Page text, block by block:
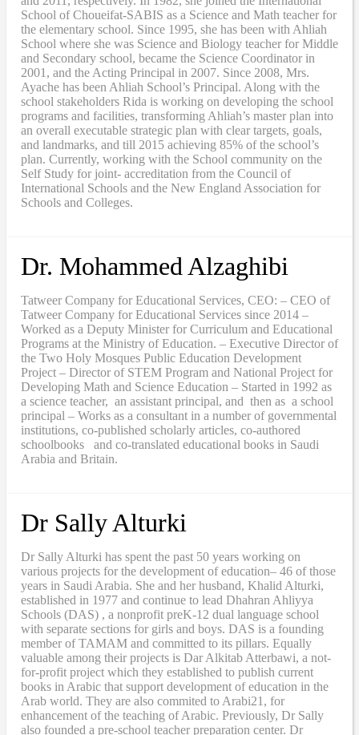
School of Choueifat-SABIS as a Science and Math teacher for
the elementary school. Since 1995, she has been with Ahliah
School where she was Science and Biology teacher for Middle
and Secondary school, became the Science Coordinator in
2001, and the Acting Principal in 2007. Since 2008, Mrs.
Ayache has been Ahliah School’s Principal. Along with the
school stakeholders Rida is working on developing the school
programs and facilities, transforming Ahliah’s master plan into
an overall executable strategic plan with clear targets, goals,
and landmarks, and till 2015 achieving 85% of the school’s
plan. Currently, working with the School community on the
Self Study for joint- accreditation from the Council of
International Schools and the New England Association for
Schools and Colleges.
Dr. Mohammed Alzaghibi
Tatweer Company for Educational Services, CEO: – CEO of
Tatweer Company for Educational Services since 2014 –
Worked as a Deputy Minister for Curriculum and Educational
Programs at the Ministry of Education. – Executive Director of
the Two Holy Mosques Public Education Development
Project – Director of STEM Program and National Project for
Developing Math and Science Education – Started in 1992 as
a science teacher, an assistant principal, and then as a school
principal – Works as a consultant in a number of governmental
institutions, co-published scholarly articles, co-authored
schoolbooks and co-translated educational books in Saudi
Arabia and Britain.
Dr Sally Alturki
Dr Sally Alturki has spent the past 50 years working on
various projects for the development of education– 46 of those
years in Saudi Arabia. She and her husband, Khalid Alturki,
established in 1977 and continue to lead Dhahran Ahliyya
Schools (DAS) , a nonprofit preK-12 dual language school
with separate sections for girls and boys. DAS is a founding
member of TAMAM and committed to its pillars. Equally
valuable among their projects is Dar Alkitab Atterbawi, a not-
for-profit project which they established to publish current
books in Arabic that support development of education in the
Arab world. They are also commited to Arabi21, for
enhancement of the teaching of Arabic. Previously, Dr Sally
also founded a pre-school teacher preparation center. Dr